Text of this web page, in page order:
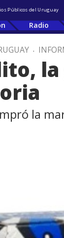
Públicos del Uruguay
Radio
.
la